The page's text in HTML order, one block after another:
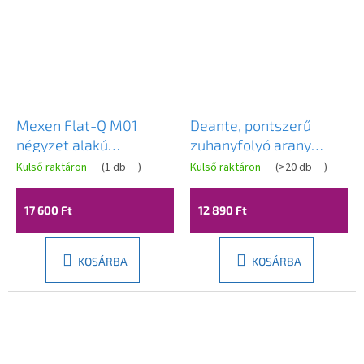
Mexen Flat-Q M01
négyzet alakú
padlólefolyó 12 x 12 cm,
szálcsiszolt acél -
1010312
Külső raktáron (1 db )
17 600 Ft
KOSÁRBA
Deante, pontszerű
zuhanyfolyó arany
ráccsal 105x105mm,
arany matt, DEA-
KOS_R01C
Külső raktáron (>20 db )
12 890 Ft
KOSÁRBA